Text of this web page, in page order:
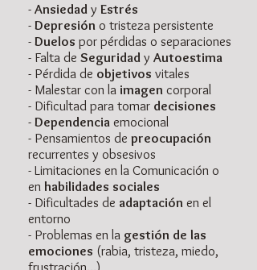
- Ansiedad y Estrés
- Depresión o tristeza persistente
- Duelos por pérdidas o separaciones
- Falta de Seguridad y Autoestima
- Pérdida de objetivos vitales
- Malestar con la imagen corporal
- Dificultad para tomar decisiones
- Dependencia emocional
- Pensamientos de preocupación
recurrentes y obsesivos
- Limitaciones en la Comunicación o
en habilidades sociales
- Dificultades de adaptación en el
entorno
- Problemas en la gestión de las
emociones (rabia, tristeza, miedo,
frustración...)